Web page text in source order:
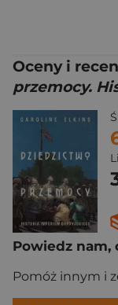
Oceny i
przemocy.
Powiedz nam,
Pomóż innym i